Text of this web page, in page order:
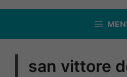
san vittore